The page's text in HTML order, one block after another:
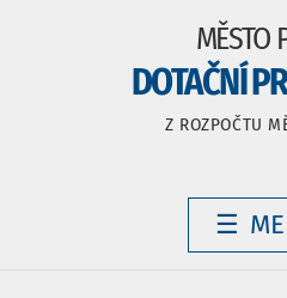
MĚSTO
DOTAČNÍ
Z ROZPOČTU